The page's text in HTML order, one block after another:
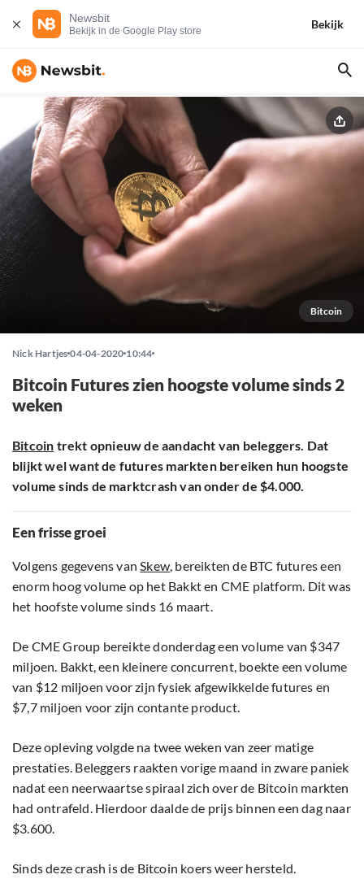
Newsbit
Bekijk in de Google Play store
Bekijk
Bitcoin
Nick Hartjes 04-04-2020 10:44
Bitcoin Futures zien hoogste volume sinds 2
weken
Bitcoin trekt opnieuw de aandacht van beleggers. Dat
blijkt wel want de futures markten bereiken hun hoogste
volume sinds de marktcrash van onder de $4.000.
Een frisse groei
Volgens gegevens vanSkew, bereikten de BTC futures een
enorm hoog volume op het Bakkt en CME platform. Dit was
het hoofste volume sinds 16 maart.
De CME Group bereikte donderdag een volume van $347
miljoen. Bakkt, een kleinere concurrent, boekte een volume
van $12 miljoen voor zijn fysiek afgewikkelde futures en
$7,7 miljoen voor zijn contante product.
Deze opleving volgde na twee weken van zeer matige
prestaties. Beleggers raakten vorige maand in zware paniek
nadat een neerwaartse spiraal zich over de Bitcoin markten
had ontrafeld. Hierdoor daalde de prijs binnen een dag naar
$3.600.
Sinds deze crash is de Bitcoin koers weer hersteld.